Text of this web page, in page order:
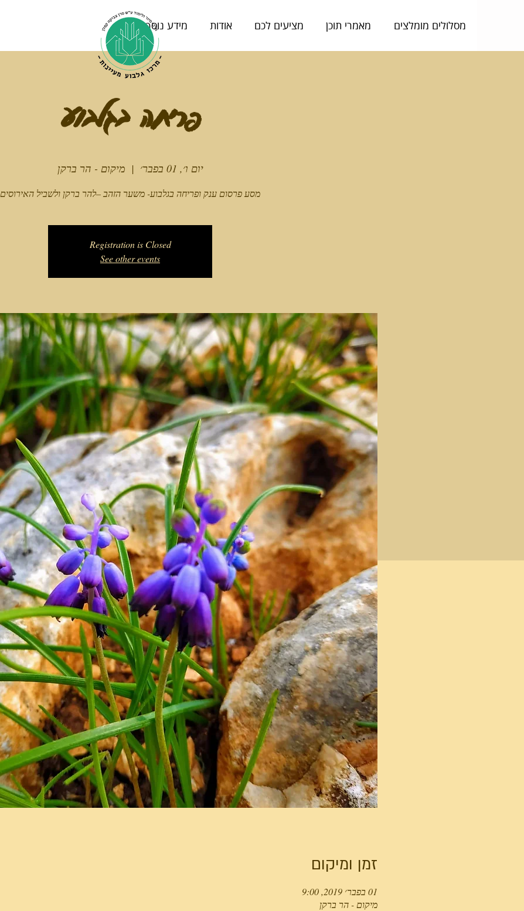
מסלולים מומלצים מאמרי תוכן מציעים לכם אודות מידע נוסף
פריחה בגלבוע
יום ו׳, 01 בפבר׳
  |
מיקום - הר ברקן
מסע פרסום ענק ופריחה בגלבוע- משער הזהב –להר ברקן ולשביל האירוסים
Registration is Closed
See other events
זמן ומיקום
01 בפבר׳ 2019, 9:00
מיקום - הר ברקן